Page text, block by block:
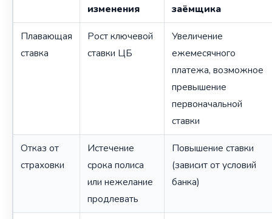
изменения
заёмщика
Плавающая
ставка
Рост ключевой
ставки ЦБ
Увеличение
ежемесячного
платежа, возможное
превышение
первоначальной
ставки
Отказ от
страховки
Истечение
срока полиса
или нежелание
продлевать
Повышение ставки
(зависит от условий
банка)